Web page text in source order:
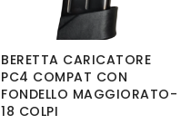
BERETTA CARICATORE
PC4 COMPAT CON
FONDELLO MAGGIORATO-
18 COLPI